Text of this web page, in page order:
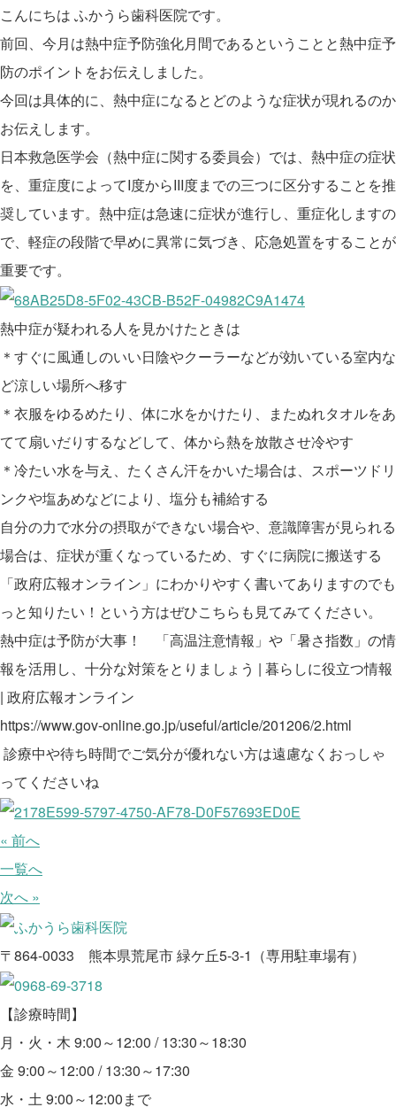
こんにちは ふかうら歯科医院です。
前回、今月は熱中症予防強化月間であるということと熱中症予
防のポイントをお伝えしました。
今回は具体的に、熱中症になるとどのような症状が現れるのか
お伝えします。
日本救急医学会（熱中症に関する委員会）では、熱中症の症状
を、重症度によってI度からIII度までの三つに区分することを推
奨しています。熱中症は急速に症状が進行し、重症化しますの
で、軽症の段階で早めに異常に気づき、応急処置をすることが
重要です。
熱中症が疑われる人を見かけたときは
＊すぐに風通しのいい日陰やクーラーなどが効いている室内な
ど涼しい場所へ移す
＊衣服をゆるめたり、体に水をかけたり、またぬれタオルをあ
てて扇いだりするなどして、体から熱を放散させ冷やす
＊冷たい水を与え、たくさん汗をかいた場合は、スポーツドリ
ンクや塩あめなどにより、塩分も補給する
自分の力で水分の摂取ができない場合や、意識障害が見られる
場合は、症状が重くなっているため、すぐに病院に搬送する
「政府広報オンライン」にわかりやすく書いてありますのでも
っと知りたい！という方はぜひこちらも見てみてください。
熱中症は予防が大事！ 「高温注意情報」や「暑さ指数」の情
報を活用し、十分な対策をとりましょう | 暮らしに役立つ情報
| 政府広報オンライン
https://www.gov-online.go.jp/useful/article/201206/2.html
診療中や待ち時間でご気分が優れない方は遠慮なくおっしゃ
ってくださいね
« 前へ
一覧へ
次へ »
〒864-0033 熊本県荒尾市 緑ケ丘5-3-1（専用駐車場有）
【診療時間】
月・火・木 9:00～12:00 / 13:30～18:30
金 9:00～12:00 / 13:30～17:30
水・土 9:00～12:00まで